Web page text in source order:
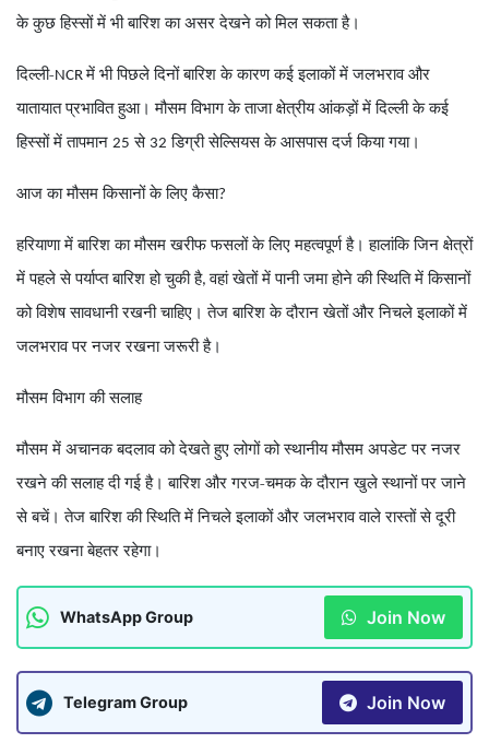
के कुछ हिस्सों में भी बारिश का असर देखने को मिल सकता है।
दिल्ली-NCRमें भी पिछले दिनों बारिश के कारण कई इलाकों में जलभराव और
यातायात प्रभावित हुआ। मौसम विभाग के ताजा क्षेत्रीय आंकड़ों में दिल्ली के कई
हिस्सों में तापमान 25 से 32 डिग्री सेल्सियस के आसपास दर्ज किया गया।
आज का मौसम किसानों के लिए कैसा?
हरियाणा में बारिश का मौसम खरीफ फसलों के लिए महत्वपूर्ण है। हालांकि जिन क्षेत्रों
में पहले से पर्याप्त बारिश हो चुकी है,वहां खेतों में पानी जमा होने की स्थिति में किसानों
को विशेष सावधानी रखनी चाहिए। तेज बारिश के दौरान खेतों और निचले इलाकों में
जलभराव पर नजर रखना जरूरी है।
मौसम विभाग की सलाह
मौसम में अचानक बदलाव को देखते हुए लोगों को स्थानीय मौसम अपडेट पर नजर
रखने की सलाह दी गई है। बारिश और गरज-चमक के दौरान खुले स्थानों पर जाने
से बचें। तेज बारिश की स्थिति में निचले इलाकों और जलभराव वाले रास्तों से दूरी
बनाए रखना बेहतर रहेगा।
WhatsApp Group Join Now
Telegram Group Join Now